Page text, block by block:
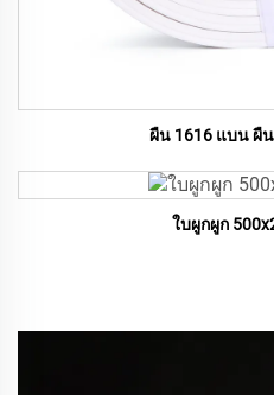
ผืน 1616 แบน ผื
ใบผูกผูก